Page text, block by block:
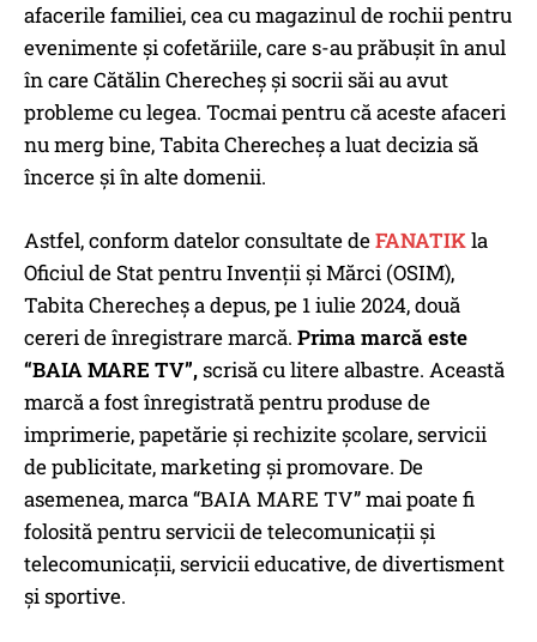
afacerile familiei, cea cu magazinul de rochii pentru
evenimente și cofetăriile, care s-au prăbușit în anul
în care Cătălin Cherecheș și socrii săi au avut
probleme cu legea. Tocmai pentru că aceste afaceri
nu merg bine, Tabita Cherecheș a luat decizia să
încerce și în alte domenii.
Astfel, conform datelor consultate deFANATIKla
Oficiul de Stat pentru Invenții și Mărci (OSIM),
Tabita Cherecheș a depus, pe 1 iulie 2024, două
cereri de înregistrare marcă. Prima marcă este
“BAIA MARE TV”,scrisă cu litere albastre. Această
marcă a fost înregistrată pentru produse de
imprimerie, papetărie și rechizite școlare, servicii
de publicitate, marketing și promovare. De
asemenea, marca “BAIA MARE TV” mai poate fi
folosită pentru servicii de telecomunicații și
telecomunicații, servicii educative, de divertisment
și sportive.